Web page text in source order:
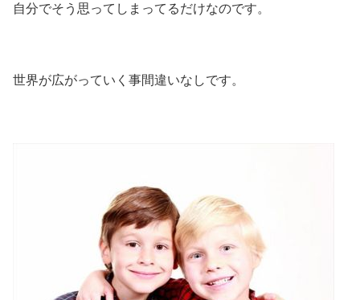
自分でそう思ってしまってるだけなのです。
世界が広がっていく事間違いなしです。